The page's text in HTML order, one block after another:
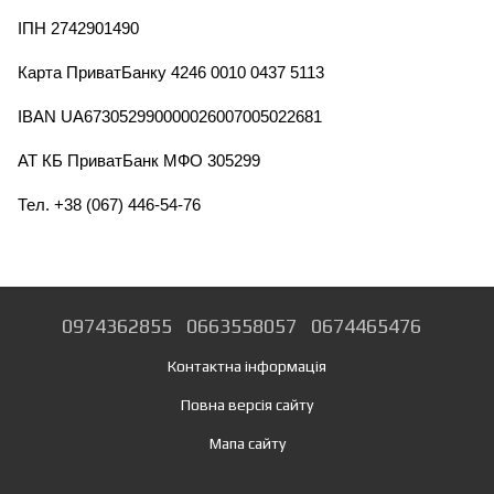
ІПН 2742901490
Карта ПриватБанку 4246 0010 0437 5113
IBAN UA673052990000026007005022681
АТ КБ ПриватБанк МФО 305299
Тел. +38 (067) 446-54-76
0974362855 0663558057 0674465476
Контактна інформація
Повна версія сайту
Мапа сайту